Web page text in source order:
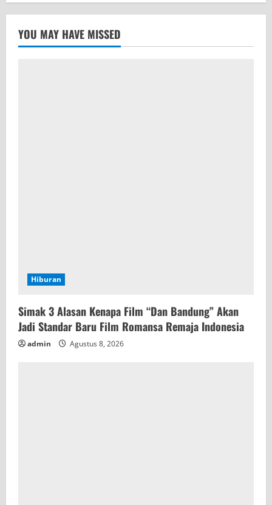
YOU MAY HAVE MISSED
Hiburan
Simak 3 Alasan Kenapa Film “Dan Bandung” Akan
Jadi Standar Baru Film Romansa Remaja Indonesia
admin Agustus 8, 2026